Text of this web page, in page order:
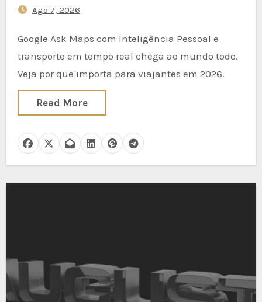
Ago 7, 2026
Google Ask Maps com Inteligência Pessoal e
transporte em tempo real chega ao mundo todo.
Veja por que importa para viajantes em 2026.
Read More